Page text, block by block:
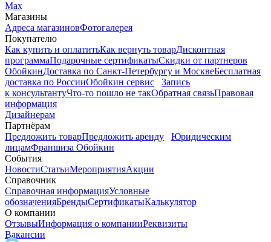
Max
Магазины
Адреса магазиновФотогалерея
Покупателю
Как купить и оплатитьКак вернуть товарДисконтная
программаПодарочные сертификатыСкидки от партнеров
ОбойкинДоставка по Санкт-Петербургу и МосквеБесплатная
доставка по РоссииОбойкин сервис
Запись
к консультантуЧто-то пошло не такОбратная связьПравовая
информация
Дизайнерам
Партнёрам
Предложить товарПредложить аренду
Юридическим
лицамФраншиза Обойкин
События
НовостиСтатьиМероприятияАкции
Справочник
Справочная информацияУсловные
обозначенияБрендыСертификатыКалькулятор
О компании
ОтзывыИнформация о компанииРеквизиты
Вакансии